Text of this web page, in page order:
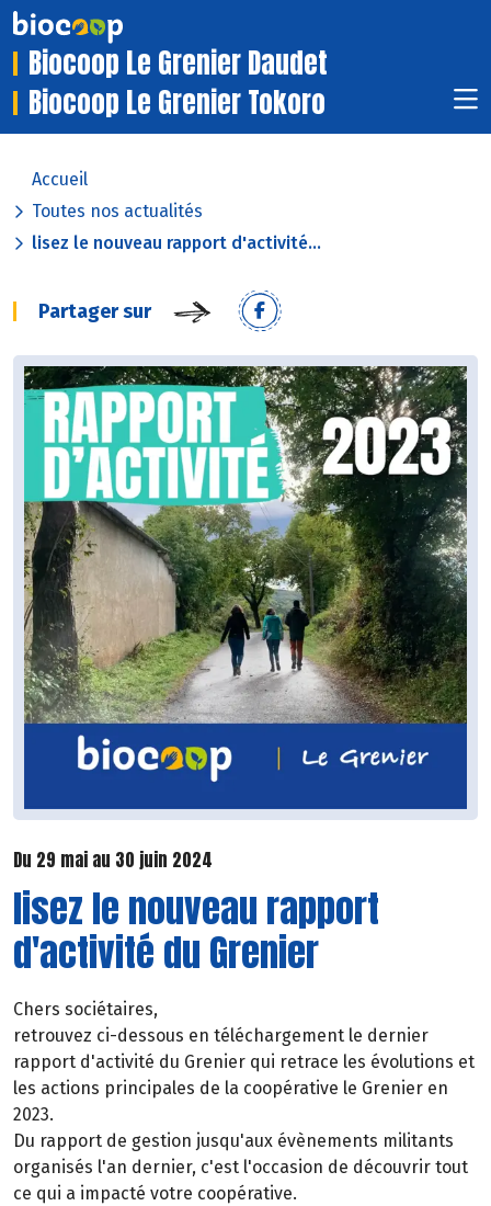
Biocoop Le Grenier Daudet
Biocoop Le Grenier Tokoro
Accueil
Toutes nos actualités
lisez le nouveau rapport d'activité...
Partager sur
Du 29 mai au 30 juin 2024
lisez le nouveau rapport
d'activité du Grenier
Chers sociétaires,
retrouvez ci-dessous en téléchargement le dernier
rapport d'activité du Grenier qui retrace les évolutions et
les actions principales de la coopérative le Grenier en
2023.
Du rapport de gestion jusqu'aux évènements militants
organisés l'an dernier, c'est l'occasion de découvrir tout
ce qui a impacté votre coopérative.